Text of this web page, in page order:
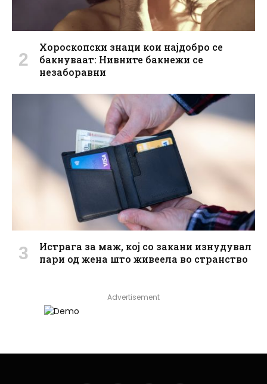
Хороскопски знаци кои најдобро се
бакнуваат: Нивните бакнежи се
незаборавни
Истрага за маж, кој со закани изнудувал
пари од жена што живеела во странство
Advertisement